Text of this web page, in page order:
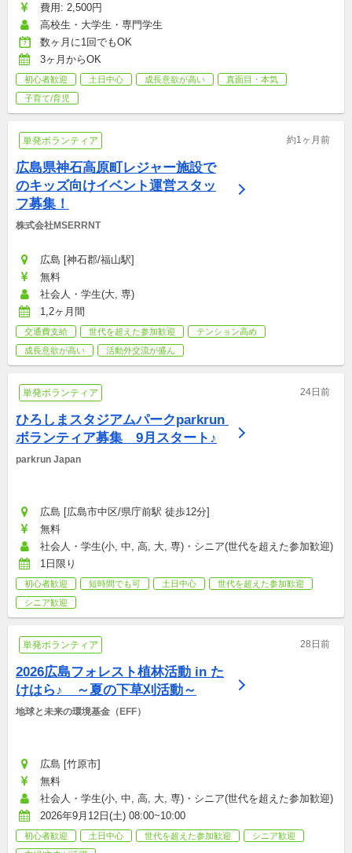
費用: 2,500円
高校生・大学生・専門学生
数ヶ月に1回でもOK
3ヶ月からOK
初心者歓迎 土日中心 成長意欲が高い
真面目・本気
子育て/育児
単発ボランティア 約1ヶ月前
広島県神石高原町レジャー施設で
のキッズ向けイベント運営スタッ
フ募集！
株式会社MSERRNT
広島 [神石郡/福山駅]
無料
社会人・学生(大, 専)
1,2ヶ月間
交通費支給 世代を超えた参加歓迎
テンション高め
成長意欲が高い
活動外交流が盛ん
単発ボランティア 24日前
ひろしまスタジアムパークparkrun
ボランティア募集　9月スタート♪
parkrun Japan
広島 [広島市中区/県庁前駅 徒歩12分]
無料
社会人・学生(小, 中, 高, 大, 専)・シニア(世代を超えた参加歓迎)
1日限り
初心者歓迎 短時間でも可 土日中心
世代を超えた参加歓迎
シニア歓迎
単発ボランティア 28日前
2026広島フォレスト植林活動 in た
けはら♪　～夏の下草刈活動～
地球と未来の環境基金（EFF）
広島 [竹原市]
無料
社会人・学生(小, 中, 高, 大, 専)・シニア(世代を超えた参加歓迎)
2026年9月12日(土) 08:00~10:00
初心者歓迎 土日中心 世代を超えた参加歓迎
シニア歓迎